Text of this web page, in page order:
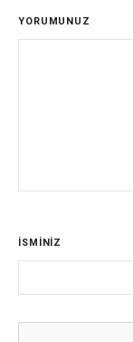
YORUMUNUZ
İSMİNİZ